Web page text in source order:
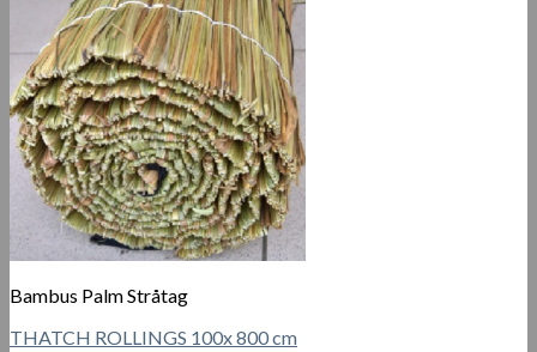
Bambus Palm Stråtag
THATCH ROLLINGS 100x 800 cm